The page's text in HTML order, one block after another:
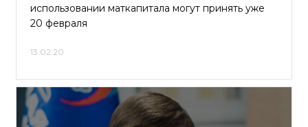
использовании маткапитала могут принять уже
20 февраля
13.02.20